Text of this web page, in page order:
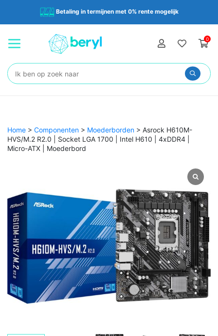
Betaling in termijnen met 0% rente mogelijk
0
Zoeken:
Home > Componenten > Moederborden > Asrock H610M-
HVS/M.2 R2.0 | Socket LGA 1700 | Intel H610 | 4xDDR4 |
Micro-ATX | Moederbord